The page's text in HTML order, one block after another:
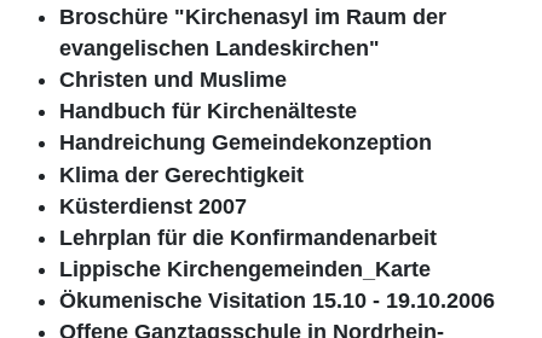
Broschüre "Kirchenasyl im Raum der
evangelischen Landeskirchen"
Christen und Muslime
Handbuch für Kirchenälteste
Handreichung Gemeindekonzeption
Klima der Gerechtigkeit
Küsterdienst 2007
Lehrplan für die Konfirmandenarbeit
Lippische Kirchengemeinden_Karte
Ökumenische Visitation 15.10 - 19.10.2006
Offene Ganztagsschule in Nordrhein-